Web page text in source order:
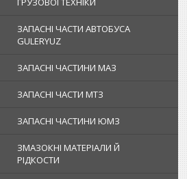
ЗАПАСНІ ЧАСТИ АВТОБУСА
GULERYUZ
ЗАПАСНІ ЧАСТИНИ МАЗ
ЗАПАСНІ ЧАСТИ МТЗ
ЗАПАСНІ ЧАСТИНИ ЮМЗ
ЗМАЗОКНІ МАТЕРІАЛИ Й
РІДКОСТИ